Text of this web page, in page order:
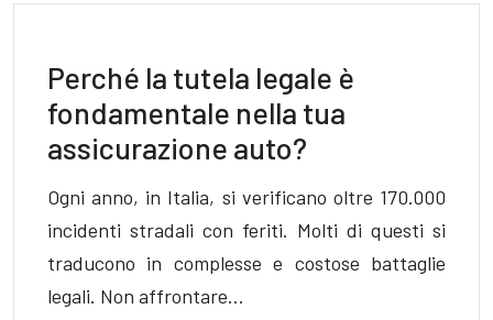
Perché la tutela legale è
fondamentale nella tua
assicurazione auto?
Ogni anno, in Italia, si verificano oltre 170.000
incidenti stradali con feriti. Molti di questi si
traducono in complesse e costose battaglie
legali. Non affrontare…